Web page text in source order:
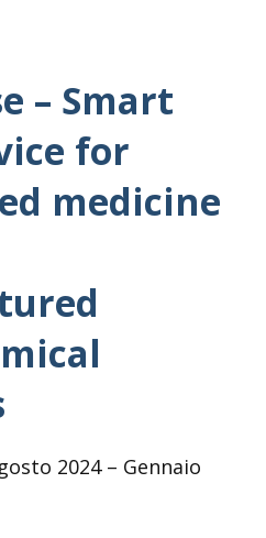
– Smart
for
medicine
2024 – Gennaio